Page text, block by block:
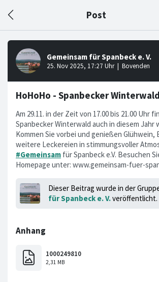
Post
HoHoHo - Spanbecker
Am 29.11. in der Zeit von 17.00 bis 21.00 Uhr
Spanbecker Winterwald auch in diesem Jahr
Kommen Sie vorbei und genießen
weitere Leckereien in stimmungsvoller
#Gemeinsam für Spanbeck e.V. Besuchen
Homepage unter: www.gemeinsam-fuer-
Dieser Beitrag wurde in der
für Spanbeck e. V.veröffentlicht.